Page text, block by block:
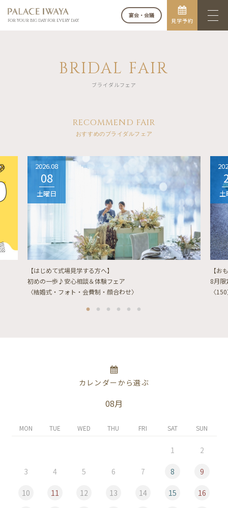
FOR YOUR BIG DAY. FOR EVERY DAY.
宴会・会議
見学予約
BRIDAL FAIR
ブライダルフェア
RECOMMEND FAIR
おすすめのブライダルフェア
2026.08
08
土曜日
【はじめて式場見学する方へ】
初めの一歩♪安心相談＆体験フェア
〈結婚式・フォト・会費制・顔合わせ〉
土
【お
8月限
〈
カレンダーから選ぶ
08月
MON TUE WED THU FRI SAT SUN
1 2
3 4 5 6 7 8 9
10 11 12 13 14 15 16